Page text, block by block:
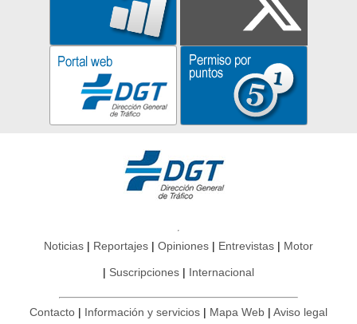
Noticias Reportajes Opiniones Entrevistas Motor
Suscripciones Internacional
Contacto Información y servicios Mapa Web Aviso legal